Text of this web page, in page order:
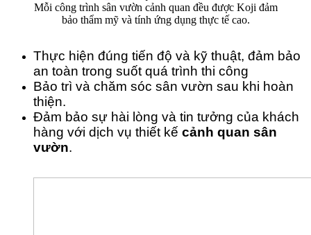
Mỗi công trình sân vườn cảnh quan đều được Koji đảm
bảo thẩm mỹ và tính ứng dụng thực tế cao.
Thực hiện đúng tiến độ và kỹ thuật, đảm bảo
an toàn trong suốt quá trình thi công
Bảo trì và chăm sóc sân vườn sau khi hoàn
thiện.
Đảm bảo sự hài lòng và tin tưởng của khách
hàng với dịch vụ thiết kế cảnh quan sân
vườn.